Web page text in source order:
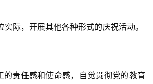
际，开展其他各种形式的庆祝活动。
的责任感和使命感，自觉贯彻党的教育